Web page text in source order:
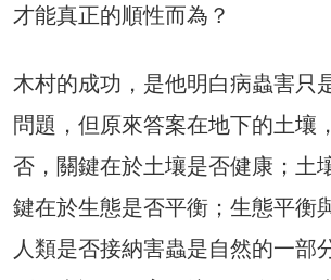
才能真正的順性而為？
木村的成功，是他明白病蟲害只
問題，但原來答案在地下的土壤
否，關鍵在於土壤是否健康；土
鍵在於生態是否平衡；生態平衡
人類是否接納害蟲是自然的一部